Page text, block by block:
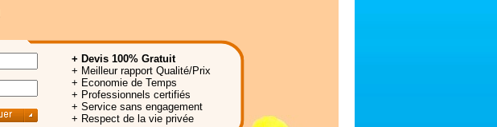
+ Devis 100% Gratuit
+ Meilleur rapport Qualité/Prix
+ Economie de Temps
+ Professionnels certifiés
+ Service sans engagement
+ Respect de la vie privée